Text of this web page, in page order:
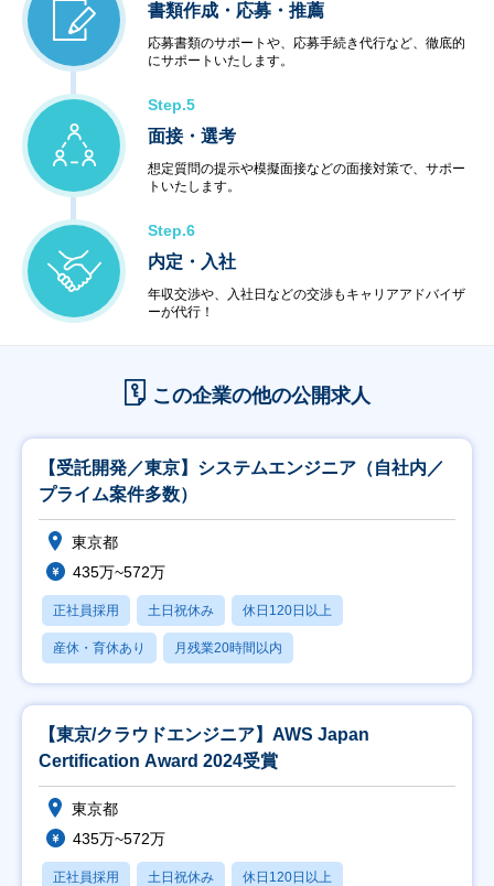
書類作成・応募・推薦
応募書類のサポートや、応募手続き代行など、徹底的
にサポートいたします。
Step.5
面接・選考
想定質問の提示や模擬面接などの面接対策で、サポー
トいたします。
Step.6
内定・入社
年収交渉や、入社日などの交渉もキャリアアドバイザ
ーが代行！
この企業の他の公開求人
【受託開発／東京】システムエンジニア（自社内／
プライム案件多数）
東京都
435万~572万
正社員採用 土日祝休み 休日120日以上
産休・育休あり 月残業20時間以内
【東京/クラウドエンジニア】AWS Japan
Certification Award 2024受賞
東京都
435万~572万
正社員採用 土日祝休み 休日120日以上